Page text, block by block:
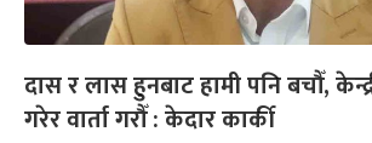
दास र लास हुनबाट हामी पनि बचौँ,
गरेर वार्ता गरौँ : केदार कार्की